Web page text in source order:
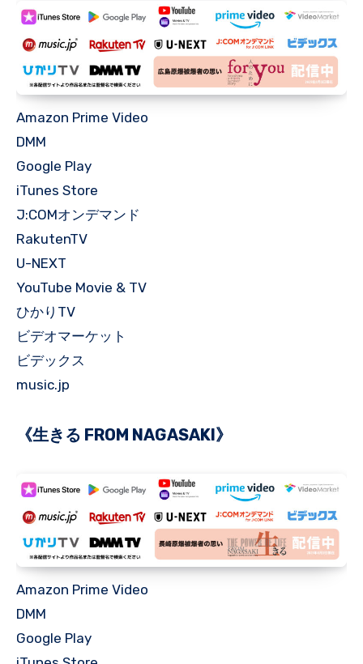
Amazon Prime Video
DMM
Google Play
iTunes Store
J:COMオンデマンド
RakutenTV
U-NEXT
YouTube Movie & TV
ひかりTV
ビデオマーケット
ビデックス
music.jp
《生きる FROM NAGASAKI》
Amazon Prime Video
DMM
Google Play